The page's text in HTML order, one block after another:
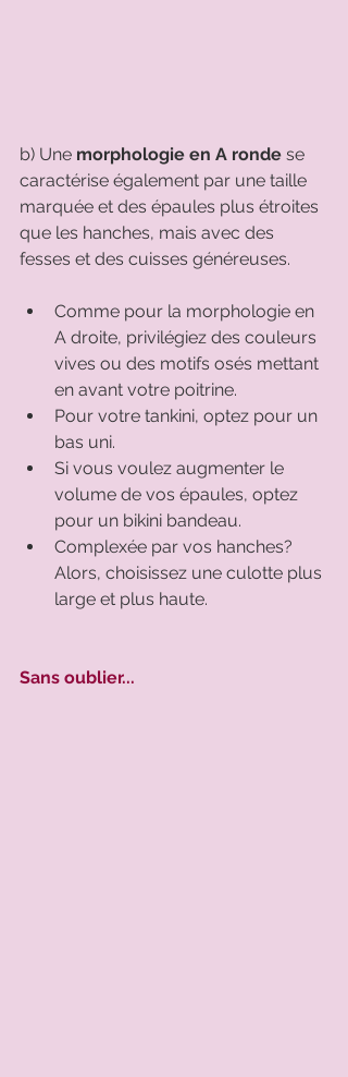
b) Une morphologie en A ronde se
caractérise également par une taille
marquée et des épaules plus étroites
que les hanches, mais avec des
fesses et des cuisses généreuses.
Comme pour la morphologie en
A droite, privilégiez des couleurs
vives ou des motifs osés mettant
en avant votre poitrine.
Pour votre tankini, optez pour un
bas uni.
Si vous voulez augmenter le
volume de vos épaules, optez
pour un bikini bandeau.
Complexée par vos hanches?
Alors, choisissez une culotte plus
large et plus haute.
Sans oublier...